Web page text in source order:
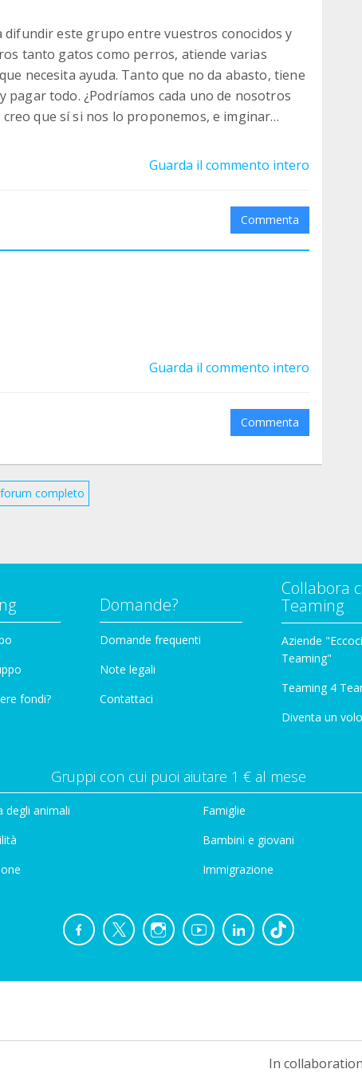
difundir este grupo entre vuestros conocidos y
tanto gatos como perros, atiende varias
necesita ayuda. Tanto que no da abasto, tiene
pagar todo. ¿Podríamos cada uno de nosotros
que sí si nos lo proponemos, e imginar
posible, y los callejeritos nos lo agradeceran
y de encontrar un hogar. Gracias a
Guarda il commento intero
Commenta
Guarda il commento intero
Commenta
completo
fondi?
Domande?
Domande frequenti
Note legali
Contattaci
Collabora
Teaming
Aziende
Teaming"
Teaming 4
Diventa un
Gruppi con cui puoi aiutare 1 € al mese
degli animali
Famiglie
Bambini e giovani
Immigrazione
In